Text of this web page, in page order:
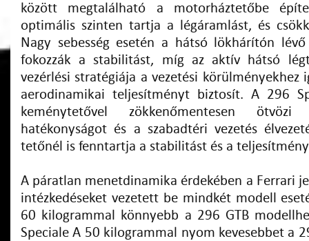
között megtalálható a motorháztetőbe
optimális szinten tartja a légáramlást, és
Nagy sebesség esetén a hátsó lökhárítón
fokozzák a stabilitást, míg az aktív hátsó
vezérlési stratégiája a vezetési körülményekhez
aerodinamikai teljesítményt biztosít. A 296
keménytetővel zökkenőmentesen
hatékonyságot és a szabadtéri vezetés
tetőnél is fenntartja a stabilitást és a
A páratlan menetdinamika érdekében a Ferrari
intézkedéseket vezetett be mindkét modell
60 kilogrammal könnyebb a 296 GTB
Speciale A 50 kilogrammal nyom kevesebbet a